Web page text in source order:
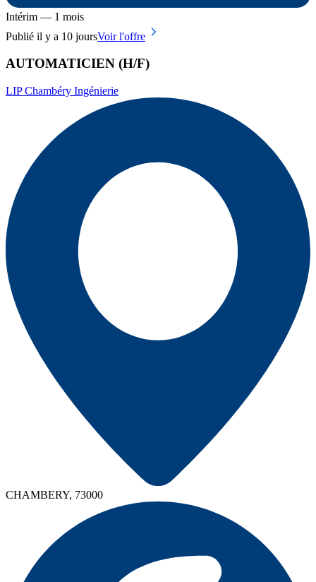
Intérim — 1 mois
Publié il y a 10 joursVoir l'offre
AUTOMATICIEN (H/F)
LIP Chambéry Ingénierie
CHAMBERY, 73000